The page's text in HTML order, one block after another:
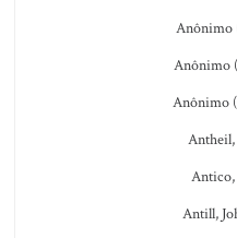
Anônimo
Anônimo
Anônimo
Antheil,
Antill,